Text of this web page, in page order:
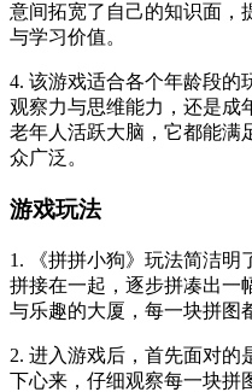
意间拓宽了自己的知识面，
与学习价值。
4. 该游戏适合各个年龄段的
观察力与思维能力，还是成
老年人活跃大脑，它都能满
众广泛。
游戏玩法
1. 《拼拼小狗》玩法简洁明
拼接在一起，逐步拼凑出一
与乐趣的大厦，每一块拼图
2. 进入游戏后，首先面对的
下心来，仔细观察每一块拼